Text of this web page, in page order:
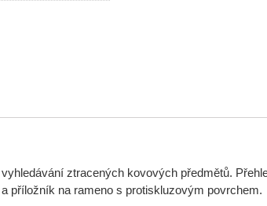
ztracených kovových předmětů.
příložník na rameno s protiskluzovým povrchem.